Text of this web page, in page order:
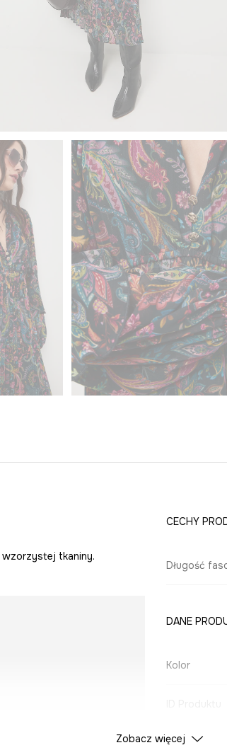
wzorzystej tkaniny.
CECHY
Długość
DANE
Kolor
Zobacz więcej